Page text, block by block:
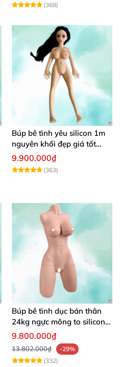
(368)
Búp bê tình yêu silicon 1m
nguyên khối đẹp giá tốt
giao nhanh
9.900.000₫
(363)
Búp bê tình dục bán thân
24kg ngực mông to silicon y
tế siêu thật
9.800.000₫
13.802.000₫
-29%
(332)